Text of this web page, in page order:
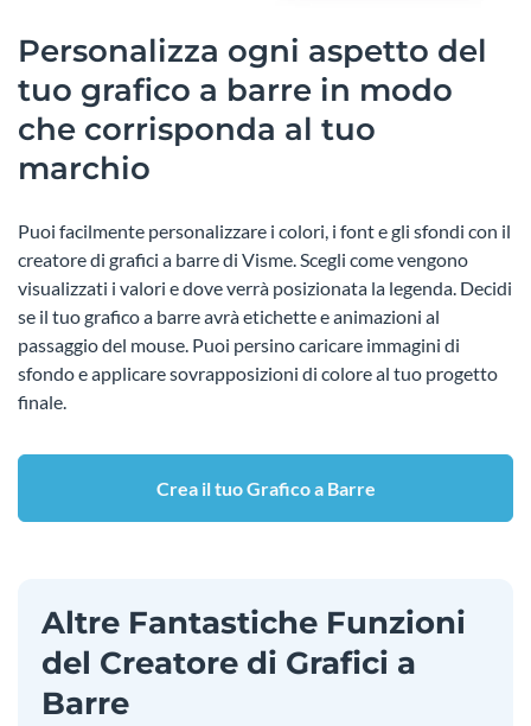
Personalizza ogni aspetto del
tuo grafico a barre in modo
che corrisponda al tuo
marchio
Puoi facilmente personalizzare i colori, i font e gli sfondi con il
creatore di grafici a barre di Visme. Scegli come vengono
visualizzati i valori e dove verrà posizionata la legenda. Decidi
se il tuo grafico a barre avrà etichette e animazioni al
passaggio del mouse. Puoi persino caricare immagini di
sfondo e applicare sovrapposizioni di colore al tuo progetto
finale.
Crea il tuo Grafico a Barre
Altre Fantastiche Funzioni
del Creatore di Grafici a
Barre